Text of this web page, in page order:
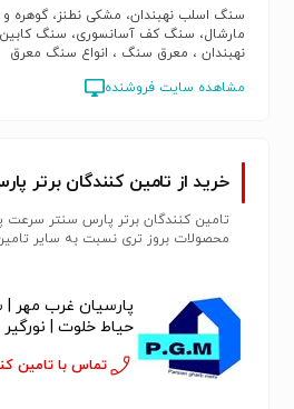
سنگ اسلب نهبندان، مشکی نطنز، گوهره
مارشال، سنگ کف آسانسوری، سنگ کابین
نهبندان ، معرق سنگ ، انواع سنگ معرق
مشاهده سایت فروشنده
خرید از تامین کنندگان برتر
تامین کنندگان برتر پارس سنتر سرعت
محصولات بروز تری نسبت به سایر
پارسیان غرب
حیاط خلوت | نورگیر
تماس با تامین